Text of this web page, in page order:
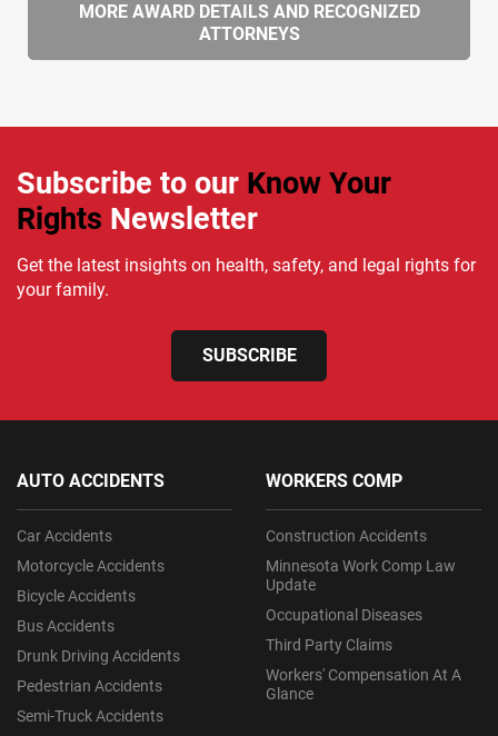
MORE AWARD DETAILS AND RECOGNIZED
ATTORNEYS
Subscribe to our Know Your
Rights Newsletter
Get the latest insights on health, safety, and legal rights for
your family.
SUBSCRIBE
AUTO ACCIDENTS
Car Accidents
Motorcycle Accidents
Bicycle Accidents
Bus Accidents
Drunk Driving Accidents
Pedestrian Accidents
Semi-Truck Accidents
WORKERS COMP
Construction Accidents
Minnesota Work Comp Law
Update
Occupational Diseases
Third Party Claims
Workers' Compensation At A
Glance